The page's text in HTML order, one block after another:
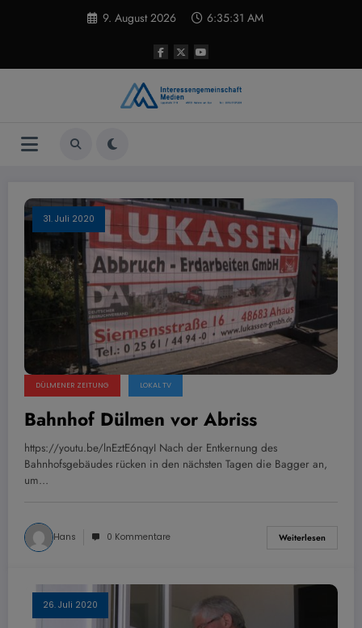
9. August 2026 6:35:31 AM
31. Juli 2020
DÜLMENER ZEITUNG LOKAL TV
Bahnhof Dülmen vor Abriss
https://youtu.be/lnEztE6nqyI Nach der Entkernung des
Bahnhofsgebäudes rücken in den nächsten Tagen die Bagger an,
um…
Hans 0 Kommentare Weiterlesen
26. Juli 2020